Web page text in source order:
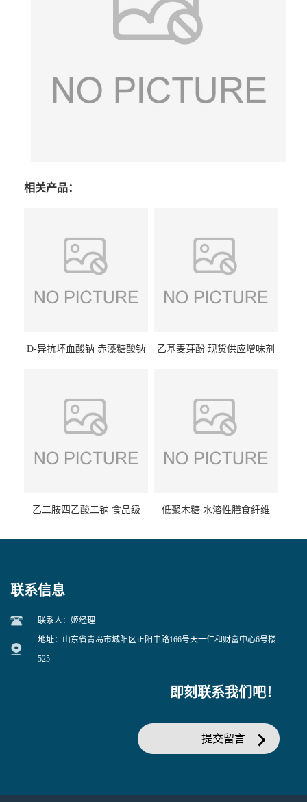
相关产品：
D-异抗坏血酸钠 赤藻糖酸钠
乙基麦芽酚 现货供应增味剂
乙二胺四乙酸二钠 食品级
低聚木糖 水溶性膳食纤维
联系信息
联系人：姬经理
地址：山东省青岛市城阳区正阳中路166号天一仁和财富中心6号楼
525
即刻联系我们吧！
提交留言